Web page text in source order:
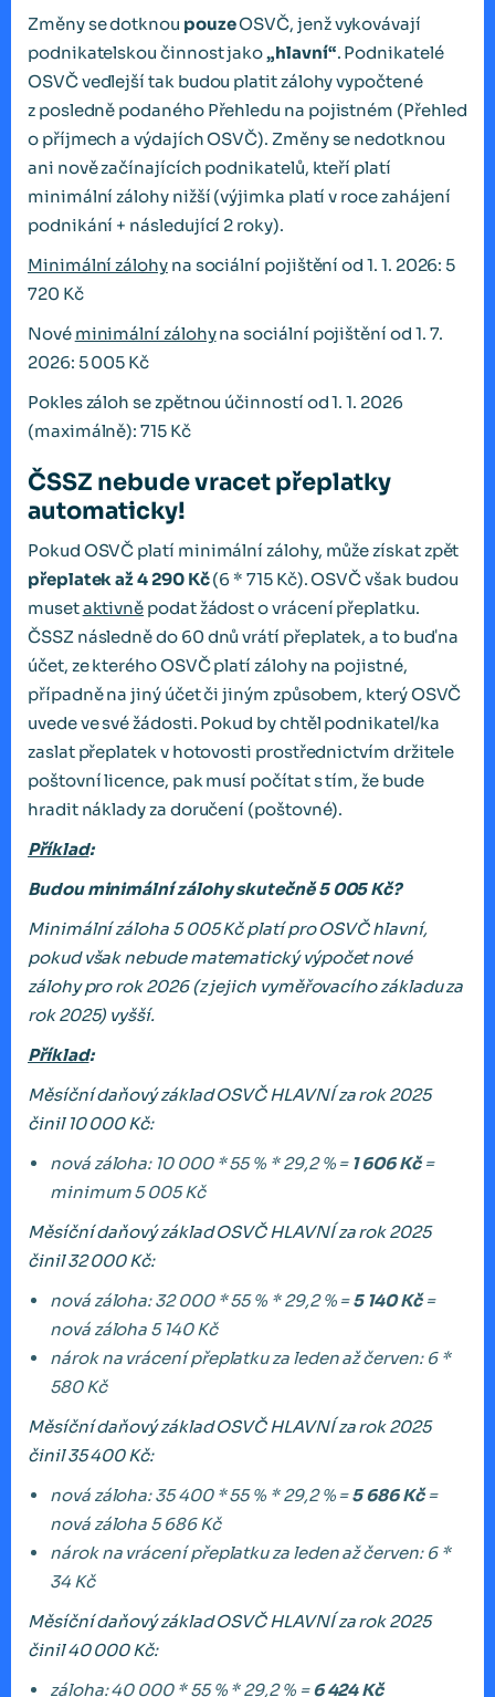
Změny se dotknou pouzeOSVČ, jenž vykovávají
podnikatelskou činnost jako„hlavní“. Podnikatelé
OSVČ vedlejší tak budou platit zálohy vypočtené
z posledně podaného Přehledu na pojistném (Přehled
o příjmech a výdajích OSVČ). Změny se nedotknou
ani nově začínajících podnikatelů, kteří platí
minimální zálohy nižší (výjimka platí v roce zahájení
podnikání + následující 2 roky).
Minimální zálohyna sociální pojištění od 1. 1. 2026: 5
720 Kč
Nové minimální zálohyna sociální pojištění od 1. 7.
2026: 5 005 Kč
Pokles záloh se zpětnou účinností od 1. 1. 2026
(maximálně): 715 Kč
ČSSZ nebude vracet přeplatky
automaticky!
Pokud OSVČ platí minimální zálohy, může získat zpět
přeplatek až 4 290 Kč(6 * 715 Kč). OSVČ však budou
musetaktivně podat žádost o vrácení přeplatku.
ČSSZ následně do 60 dnů vrátí přeplatek, a to buď na
účet, ze kterého OSVČ platí zálohy na pojistné,
případně na jiný účet či jiným způsobem, který OSVČ
uvede ve své žádosti. Pokud by chtěl podnikatel/ka
zaslat přeplatek v hotovosti prostřednictvím držitele
poštovní licence, pak musí počítat s tím, že bude
hradit náklady za doručení (poštovné).
Příklad:
Budou minimální zálohy skutečně 5 005 Kč?
Minimální záloha 5 005 Kč platí pro OSVČ hlavní,
pokud však nebude matematický výpočet nové
zálohy pro rok 2026 (z jejich vyměřovacího základu za
rok 2025) vyšší.
Příklad:
Měsíční daňový základ OSVČ HLAVNÍ za rok 2025
činil 10 000 Kč:
nová záloha: 10 000 * 55 % * 29,2 % = 1 606 Kč=
minimum 5 005 Kč
Měsíční daňový základ OSVČ HLAVNÍ za rok 2025
činil 32 000 Kč:
nová záloha: 32 000 * 55 % * 29,2 % =5 140 Kč=
nová záloha 5 140 Kč
nárok na vrácení přeplatku za leden až červen: 6 *
580 Kč
Měsíční daňový základ OSVČ HLAVNÍ za rok 2025
činil 35 400 Kč:
nová záloha: 35 400 * 55 % * 29,2 % =5 686 Kč=
nová záloha 5 686 Kč
nárok na vrácení přeplatku za leden až červen: 6 *
34 Kč
Měsíční daňový základ OSVČ HLAVNÍ za rok 2025
činil 40 000 Kč:
záloha: 40 000 * 55 % * 29,2 % =6 424 Kč